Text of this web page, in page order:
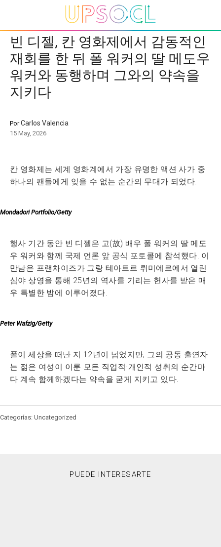
빈 디젤, 칸 영화제에서 감동적인
재회를 한 뒤 폴 워커의 딸 메도우
워커와 동행하며 그와의 약속을
지키다
PorCarlos Valencia
15 May, 2026
칸 영화제는 세계 영화계에서 가장 유명한 액션 사가 중
하나의 팬들에게 잊을 수 없는 순간의 무대가 되었다.
Mondadori Portfolio/Getty
행사 기간 동안 빈 디젤은 고(故) 배우 폴 워커의 딸 메도
우 워커와 함께 국제 언론 앞 공식 포토콜에 참석했다. 이
만남은 프랜차이즈가 그랑 테아트르 뤼미에르에서 열린
심야 상영을 통해 25년의 역사를 기리는 헌사를 받은 매
우 특별한 밤에 이루어졌다.
Peter Wafzig/Getty
폴이 세상을 떠난 지 12년이 넘었지만, 그의 공동 출연자
는 젊은 여성이 이룬 모든 직업적·개인적 성취의 순간마
다 계속 함께하겠다는 약속을 굳게 지키고 있다.
Categorías: Uncategorized
PUEDE INTERESARTE